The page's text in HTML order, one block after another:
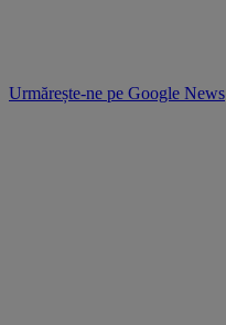
Urmărește-ne pe Google News